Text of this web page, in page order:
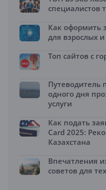
специалистов
Как оформить
для взрослых
Топ сайтов с
Путеводитель
одного дня
услуги
Как подать
Card 2025:
Казахстана
Впечатления
советов для